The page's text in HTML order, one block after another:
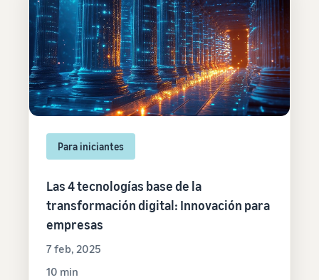
Para iniciantes
Las 4 tecnologías base de la
transformación digital: Innovación para
empresas
7 feb, 2025
10 min